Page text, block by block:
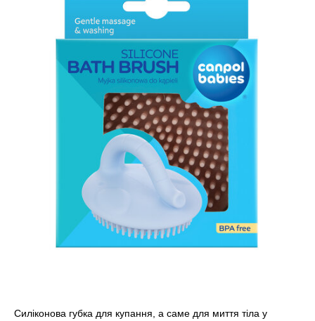
Силіконова губка для купання, а саме для миття тіла у